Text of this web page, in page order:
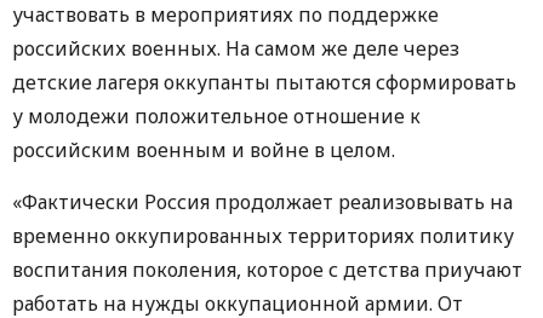
участвовать в мероприятиях по поддержке
российских военных. На самом же деле через
детские лагеря оккупанты пытаются сформировать
у молодежи положительное отношение к
российским военным и войне в целом.
«Фактически Россия продолжает реализовывать на
временно оккупированных территориях политику
воспитания поколения, которое с детства приучают
работать на нужды оккупационной армии. От